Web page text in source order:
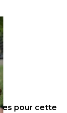
pour cette